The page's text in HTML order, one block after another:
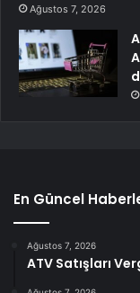
Ağustos 7, 2026
En Güncel
Ağustos 7, 2026
ATV Satışları